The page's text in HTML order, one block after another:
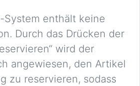
System enthält keine
Durch das Drücken der
wird der
angewiesen, den Artikel
zu reservieren, sodass